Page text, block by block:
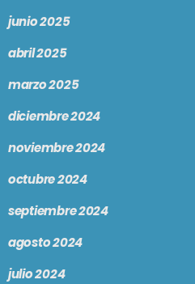
junio 2025
abril 2025
marzo 2025
diciembre 2024
noviembre 2024
octubre 2024
septiembre 2024
agosto 2024
julio 2024